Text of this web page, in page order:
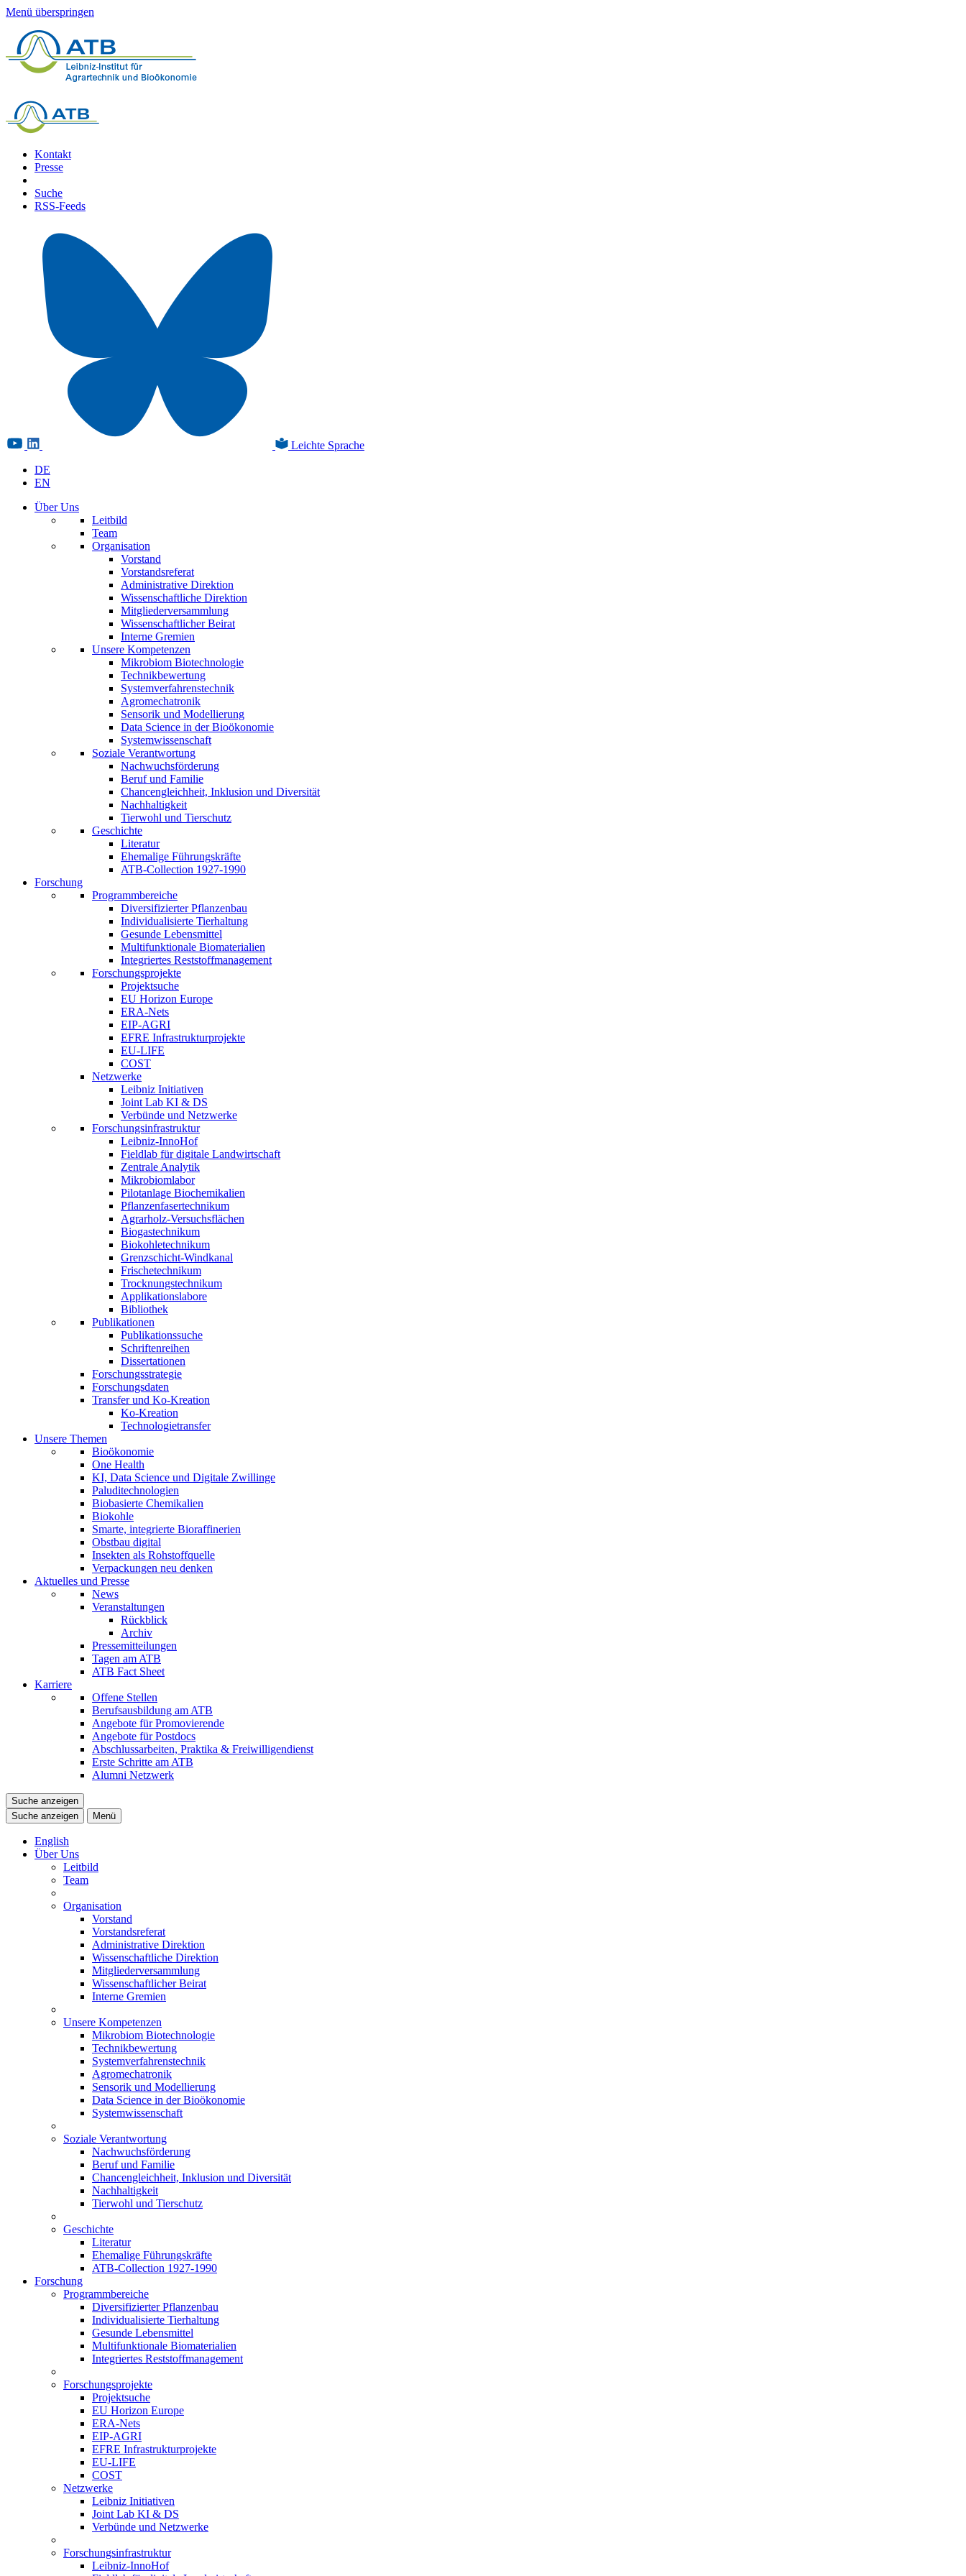
Menü überspringen
Kontakt
Presse
Suche
RSS-Feeds
Leichte Sprache
DE
EN
Über Uns
Leitbild
Team
Organisation
Vorstand
Vorstandsreferat
Administrative Direktion
Wissenschaftliche Direktion
Mitgliederversammlung
Wissenschaftlicher Beirat
Interne Gremien
Unsere Kompetenzen
Mikrobiom Biotechnologie
Technikbewertung
Systemverfahrenstechnik
Agromechatronik
Sensorik und Modellierung
Data Science in der Bioökonomie
Systemwissenschaft
Soziale Verantwortung
Nachwuchsförderung
Beruf und Familie
Chancengleichheit, Inklusion und Diversität
Nachhaltigkeit
Tierwohl und Tierschutz
Geschichte
Literatur
Ehemalige Führungskräfte
ATB-Collection 1927-1990
Forschung
Programmbereiche
Diversifizierter Pflanzenbau
Individualisierte Tierhaltung
Gesunde Lebensmittel
Multifunktionale Biomaterialien
Integriertes Reststoffmanagement
Forschungsprojekte
Projektsuche
EU Horizon Europe
ERA-Nets
EIP-AGRI
EFRE Infrastrukturprojekte
EU-LIFE
COST
Netzwerke
Leibniz Initiativen
Joint Lab KI & DS
Verbünde und Netzwerke
Forschungsinfrastruktur
Leibniz-InnoHof
Fieldlab für digitale Landwirtschaft
Zentrale Analytik
Mikrobiomlabor
Pilotanlage Biochemikalien
Pflanzenfasertechnikum
Agrarholz-Versuchsflächen
Biogastechnikum
Biokohletechnikum
Grenzschicht-Windkanal
Frischetechnikum
Trocknungstechnikum
Applikationslabore
Bibliothek
Publikationen
Publikationssuche
Schriftenreihen
Dissertationen
Forschungsstrategie
Forschungsdaten
Transfer und Ko-Kreation
Ko-Kreation
Technologietransfer
Unsere Themen
Bioökonomie
One Health
KI, Data Science und Digitale Zwillinge
Paluditechnologien
Biobasierte Chemikalien
Biokohle
Smarte, integrierte Bioraffinerien
Obstbau digital
Insekten als Rohstoffquelle
Verpackungen neu denken
Aktuelles und Presse
News
Veranstaltungen
Rückblick
Archiv
Pressemitteilungen
Tagen am ATB
ATB Fact Sheet
Karriere
Offene Stellen
Berufsausbildung am ATB
Angebote für Promovierende
Angebote für Postdocs
Abschlussarbeiten, Praktika & Freiwilligendienst
Erste Schritte am ATB
Alumni Netzwerk
Suche anzeigen
Suche anzeigen
Menü
English
Über Uns
Leitbild
Team
Organisation
Vorstand
Vorstandsreferat
Administrative Direktion
Wissenschaftliche Direktion
Mitgliederversammlung
Wissenschaftlicher Beirat
Interne Gremien
Unsere Kompetenzen
Mikrobiom Biotechnologie
Technikbewertung
Systemverfahrenstechnik
Agromechatronik
Sensorik und Modellierung
Data Science in der Bioökonomie
Systemwissenschaft
Soziale Verantwortung
Nachwuchsförderung
Beruf und Familie
Chancengleichheit, Inklusion und Diversität
Nachhaltigkeit
Tierwohl und Tierschutz
Geschichte
Literatur
Ehemalige Führungskräfte
ATB-Collection 1927-1990
Forschung
Programmbereiche
Diversifizierter Pflanzenbau
Individualisierte Tierhaltung
Gesunde Lebensmittel
Multifunktionale Biomaterialien
Integriertes Reststoffmanagement
Forschungsprojekte
Projektsuche
EU Horizon Europe
ERA-Nets
EIP-AGRI
EFRE Infrastrukturprojekte
EU-LIFE
COST
Netzwerke
Leibniz Initiativen
Joint Lab KI & DS
Verbünde und Netzwerke
Forschungsinfrastruktur
Leibniz-InnoHof